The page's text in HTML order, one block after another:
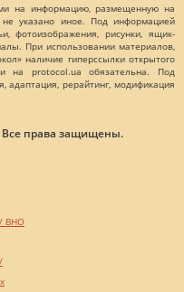
на информацию, размещенную на
указано иное. Под информацией
фотоизображения, рисунки, ящик-
При использовании материалов,
наличие гиперссылки открытого
на protocol.ua обязательна. Под
адаптация, рерайтинг, модификация
Все права защищены.
ВНО